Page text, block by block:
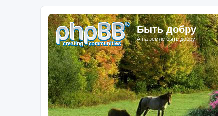
Быть добру
А на земле быть добру!